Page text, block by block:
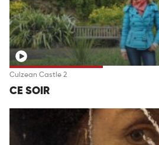
Culzean Castle 2
CE SOIR